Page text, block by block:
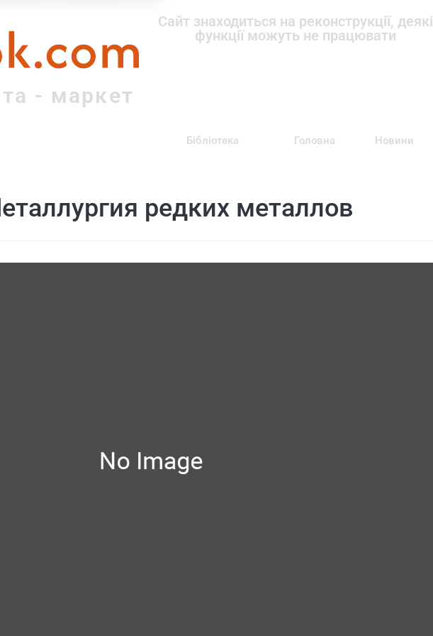
- маркет
Сайт знаходиться на реконструкції, деякі
функції можуть не працювати
Бібліотека Головна Новини
редких металлов